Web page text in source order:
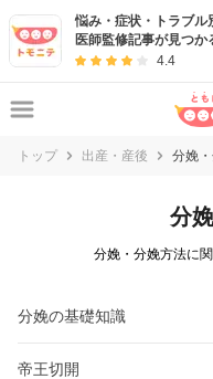
悩み・症状・トラブル
医師監修記事が見つか
4.4
トップ 出産・産後 分娩
分
分娩・分娩方法に
分娩の基礎知識
帝王切開